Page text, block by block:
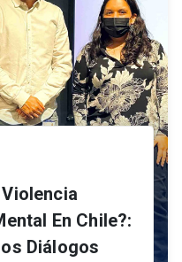
En Chile?:
Diálogos